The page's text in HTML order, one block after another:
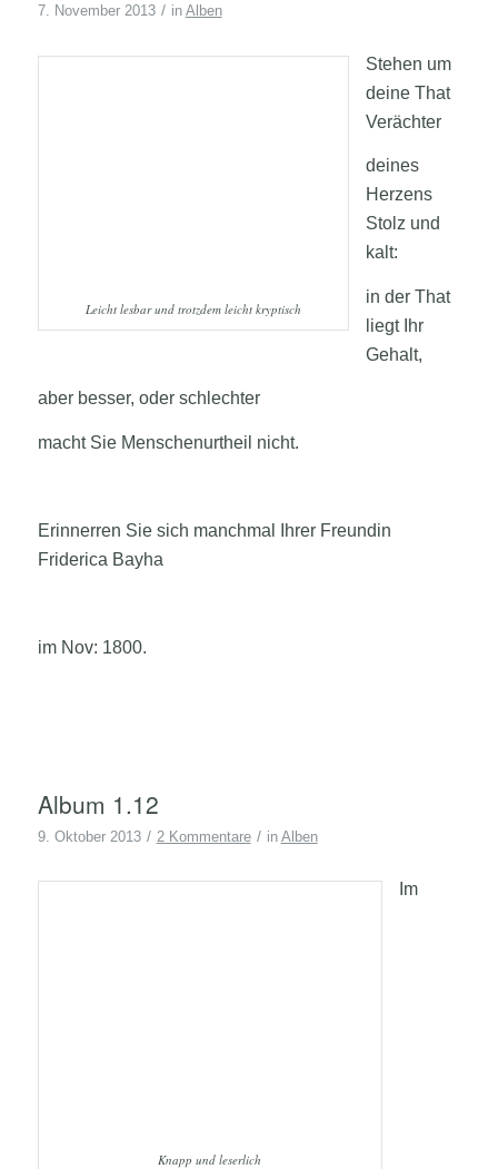
7. November 2013 / in Alben
Leicht lesbar und trotzdem leicht kryptisch
Stehen um
deine That
Verächter
deines
Herzens
Stolz und
kalt:
in der That
liegt Ihr
Gehalt,
aber besser, oder schlechter
macht Sie Menschenurtheil nicht.
Erinnerren Sie sich manchmal Ihrer Freundin
Friderica Bayha
im Nov: 1800.
Album 1.12
9. Oktober 2013 / 2 Kommentare / in Alben
Knapp und leserlich
Im